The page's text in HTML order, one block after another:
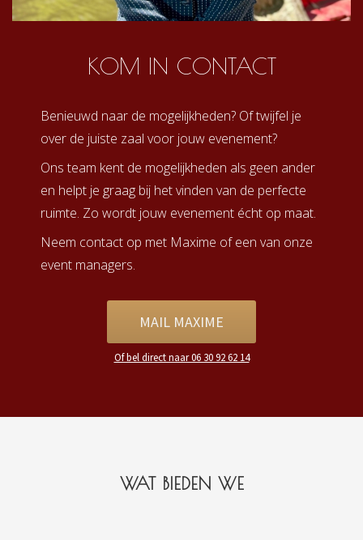
KOM IN CONTACT
Benieuwd naar de mogelijkheden? Of twijfel je
over de juiste zaal voor jouw evenement?
Ons team kent de mogelijkheden als geen ander
en helpt je graag bij het vinden van de perfecte
ruimte. Zo wordt jouw evenement écht op maat.
Neem contact op met Maxime of een van onze
event managers.
MAIL MAXIME
Of bel direct naar 06 30 92 62 14
WAT BIEDEN WE